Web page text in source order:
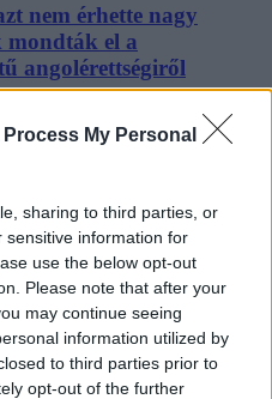
Process My Personal
sharing to third parties, or
sensitive information for
use the below opt-out
Please note that after your
may continue seeing
information utilized by
to third parties prior to
opt-out of the further
nem érhette nagy
mondták el a
angolérettségiről
írásbeli érettségi. A vizsga után
Adriennel, a LanguageCert
Berta Anikó angoltanárral
az angolérettségi